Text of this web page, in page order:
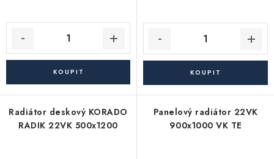
Radiátor deskový KORADO
RADIK 22VK 500x1200
Panelový radiátor 22VK
900x1000 VK TE